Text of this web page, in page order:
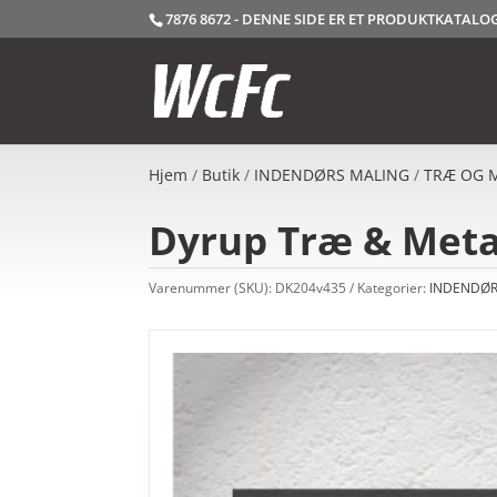
7876 8672 - DENNE SIDE ER ET
Hjem / Butik / INDENDØRS MALING /TRÆ OG
Dyrup Træ &
Varenummer (SKU): DK204v435 Kategorier: